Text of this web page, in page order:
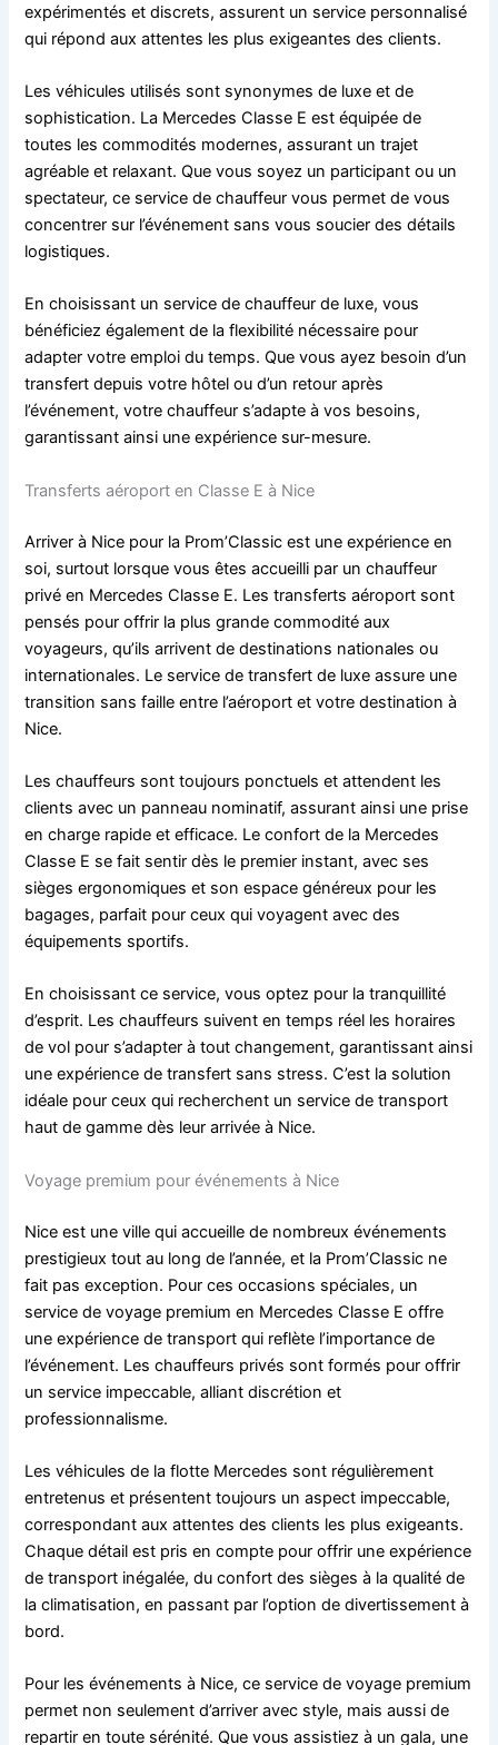
expérimentés et discrets, assurent un service personnalisé
qui répond aux attentes les plus exigeantes des clients.
Les véhicules utilisés sont synonymes de luxe et de
sophistication. La Mercedes Classe E est équipée de
toutes les commodités modernes, assurant un trajet
agréable et relaxant. Que vous soyez un participant ou un
spectateur, ce service de chauffeur vous permet de vous
concentrer sur l’événement sans vous soucier des détails
logistiques.
En choisissant un service de chauffeur de luxe, vous
bénéficiez également de la flexibilité nécessaire pour
adapter votre emploi du temps. Que vous ayez besoin d’un
transfert depuis votre hôtel ou d’un retour après
l’événement, votre chauffeur s’adapte à vos besoins,
garantissant ainsi une expérience sur-mesure.
Transferts aéroport en Classe E à Nice
Arriver à Nice pour la Prom’Classic est une expérience en
soi, surtout lorsque vous êtes accueilli par un chauffeur
privé en Mercedes Classe E. Les transferts aéroport sont
pensés pour offrir la plus grande commodité aux
voyageurs, qu’ils arrivent de destinations nationales ou
internationales. Le service de transfert de luxe assure une
transition sans faille entre l’aéroport et votre destination à
Nice.
Les chauffeurs sont toujours ponctuels et attendent les
clients avec un panneau nominatif, assurant ainsi une prise
en charge rapide et efficace. Le confort de la Mercedes
Classe E se fait sentir dès le premier instant, avec ses
sièges ergonomiques et son espace généreux pour les
bagages, parfait pour ceux qui voyagent avec des
équipements sportifs.
En choisissant ce service, vous optez pour la tranquillité
d’esprit. Les chauffeurs suivent en temps réel les horaires
de vol pour s’adapter à tout changement, garantissant ainsi
une expérience de transfert sans stress. C’est la solution
idéale pour ceux qui recherchent un service de transport
haut de gamme dès leur arrivée à Nice.
Voyage premium pour événements à Nice
Nice est une ville qui accueille de nombreux événements
prestigieux tout au long de l’année, et la Prom’Classic ne
fait pas exception. Pour ces occasions spéciales, un
service de voyage premium en Mercedes Classe E offre
une expérience de transport qui reflète l’importance de
l’événement. Les chauffeurs privés sont formés pour offrir
un service impeccable, alliant discrétion et
professionnalisme.
Les véhicules de la flotte Mercedes sont régulièrement
entretenus et présentent toujours un aspect impeccable,
correspondant aux attentes des clients les plus exigeants.
Chaque détail est pris en compte pour offrir une expérience
de transport inégalée, du confort des sièges à la qualité de
la climatisation, en passant par l’option de divertissement à
bord.
Pour les événements à Nice, ce service de voyage premium
permet non seulement d’arriver avec style, mais aussi de
repartir en toute sérénité. Que vous assistiez à un gala, une